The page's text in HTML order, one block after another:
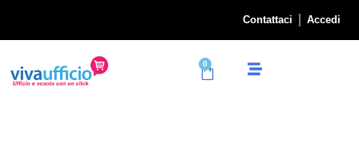
Contattaci Accedi
0